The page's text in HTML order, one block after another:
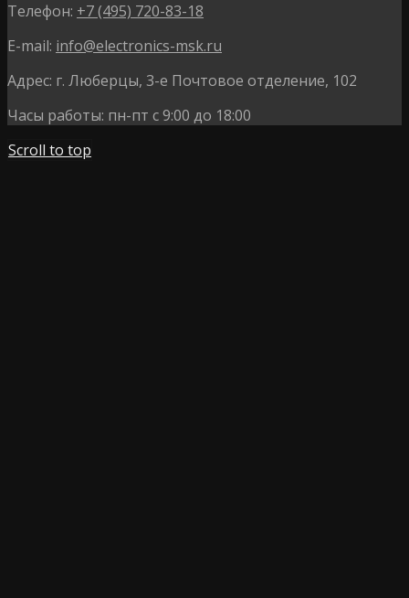
Телефон: +7 (495) 720-83-18
E-mail: info@electronics-msk.ru
Адрес: г. Люберцы, 3-е Почтовое отделение, 102
Часы работы: пн-пт с 9:00 до 18:00
Scroll to top